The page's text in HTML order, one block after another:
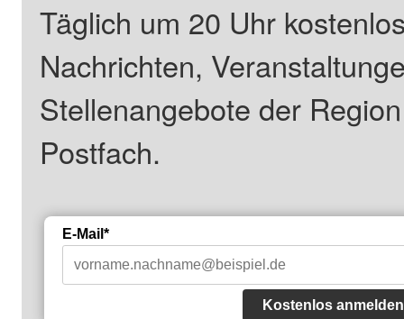
Täglich um 20 Uhr
Nachrichten,
Stellenangebote der
Postfach.
E-Mail*
Kostenlos anmelden